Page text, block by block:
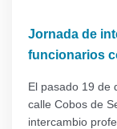
Jornada de
funcionarios
El pasado 19 de
calle Cobos de
intercambio